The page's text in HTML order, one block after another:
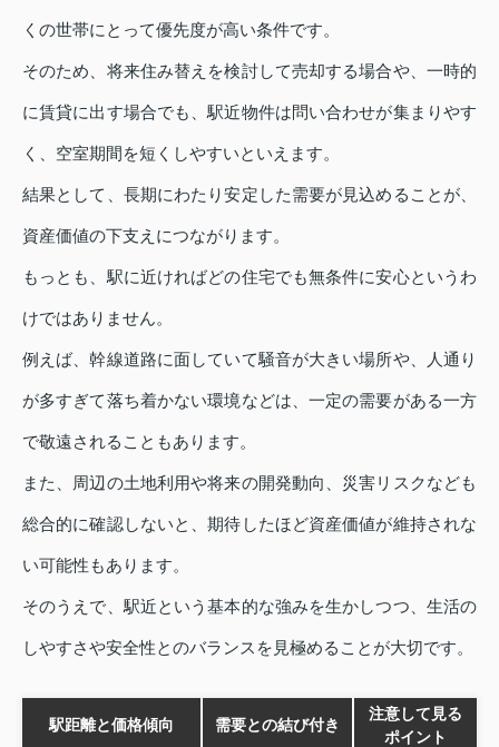
くの世帯にとって優先度が高い条件です。
そのため、将来住み替えを検討して売却する場合や、一時的
に賃貸に出す場合でも、駅近物件は問い合わせが集まりやす
く、空室期間を短くしやすいといえます。
結果として、長期にわたり安定した需要が見込めることが、
資産価値の下支えにつながります。
もっとも、駅に近ければどの住宅でも無条件に安心というわ
けではありません。
例えば、幹線道路に面していて騒音が大きい場所や、人通り
が多すぎて落ち着かない環境などは、一定の需要がある一方
で敬遠されることもあります。
また、周辺の土地利用や将来の開発動向、災害リスクなども
総合的に確認しないと、期待したほど資産価値が維持されな
い可能性もあります。
そのうえで、駅近という基本的な強みを生かしつつ、生活の
しやすさや安全性とのバランスを見極めることが大切です。
駅距離と価格傾向 需要との結び付き
注意して見る
ポイント